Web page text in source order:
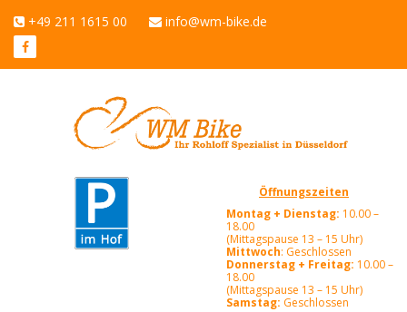
+49 211 1615 00 info@wm-bike.de
Öffnungszeiten
Montag + Dienstag: 10.00 –
18.00
(Mittagspause 13 – 15 Uhr)
Mittwoch: Geschlossen
Donnerstag + Freitag: 10.00 –
18.00
(Mittagspause 13 – 15 Uhr)
Samstag: Geschlossen